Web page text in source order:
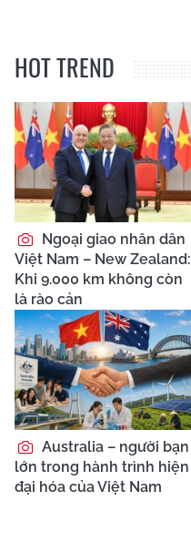
HOT TREND
Ngoại giao nhân dân
Việt Nam – New Zealand:
Khi 9.000 km không còn
là rào cản
Australia – người bạn
lớn trong hành trình hiện
đại hóa của Việt Nam